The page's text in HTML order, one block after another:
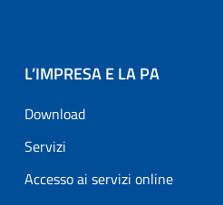
L’IMPRESA E LA PA
Download
Servizi
Accesso ai servizi online